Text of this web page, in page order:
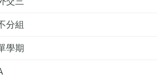
分組
學期